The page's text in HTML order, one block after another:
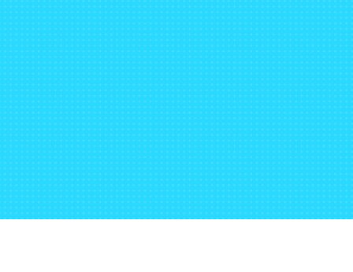
Service Desk TOTVS
– Suporte Técnico e
Funcional com a
Expertise da Global
GCS